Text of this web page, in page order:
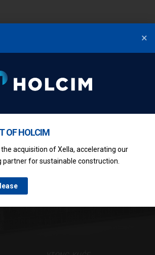
×
OF HOLCIM
acquisition of Xella, accelerating our
partner for sustainable construction.